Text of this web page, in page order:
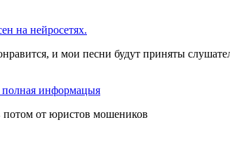
на нейросетях.
и мои песни будут приняты
полная информацыя
потом от юристов мошеников